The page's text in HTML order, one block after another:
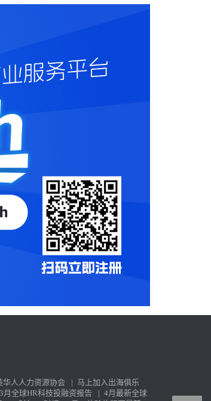
华人人力资源协会 | 马上加入出海俱乐
3月全球HR科技投融资报告 | 4月最新全球